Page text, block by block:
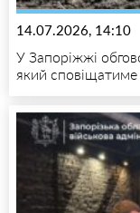
14.07.2026, 14:10
У Запоріжжі
який